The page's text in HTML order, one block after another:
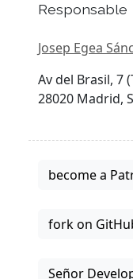
Responsable
Josep Egea
Av del Brasil, 7
28020 Madrid,
become a
fork on
Señor